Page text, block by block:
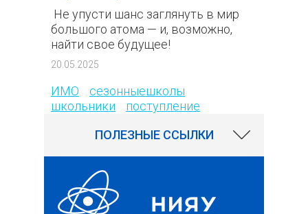
Не упусти шанс заглянуть в мир
большого атома — и, возможно,
найти свое будущее!
20.05.2025
ИМО
сезонныешколы
школьники
поступление
ПОЛЕЗНЫЕ ССЫЛКИ